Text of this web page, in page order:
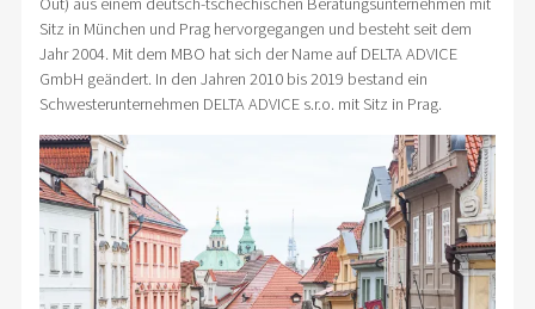
Sitz in München und Prag hervorgegangen und besteht seit dem
Jahr 2004. Mit dem MBO hat sich der Name auf DELTA ADVICE
GmbH geändert. In den Jahren 2010 bis 2019 bestand ein
Schwesterunternehmen DELTA ADVICE s.r.o. mit Sitz in Prag.